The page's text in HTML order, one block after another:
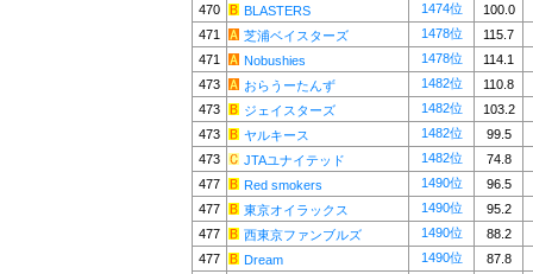
470
BLASTERS 1474位
100.0
471
芝浦ベイスターズ 1478位
115.7
471
Nobushies 1478位
114.1
473
おらうーたんず 1482位
110.8
473
ジェイスターズ 1482位
103.2
473
ヤルキース 1482位
99.5
473
JTAユナイテッド 1482位
74.8
477
Red smokers 1490位
96.5
477
東京オイラックス 1490位
95.2
477
西東京ファンブルズ 1490位
88.2
477
Dream 1490位
87.8